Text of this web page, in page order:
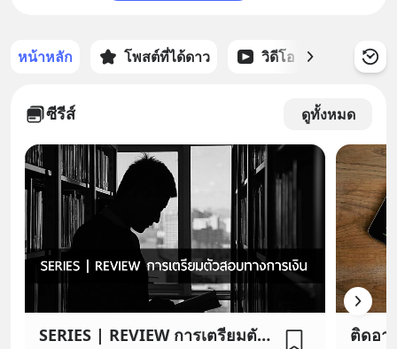
หน้าหลัก โพสต์ที่ได้ดาว วิดีโอ พอดแ
ซีรีส์ ดูทั้งหมด
SERIES | REVIEW การเตรียมตัวสอบทางการเงิน